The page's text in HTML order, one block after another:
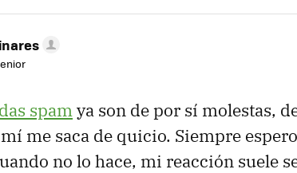
spamya son de por sí molestas,
me saca de quicio. Siempre
no lo hace, mi reacción suele